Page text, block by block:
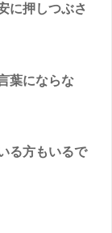
に押しつぶさ
葉にならな
る方もいるで